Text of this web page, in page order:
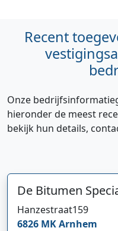
Recent
Onze
hieronder de meest
bekijk hun details,
De Bitumen
Hanzestraat159
6826 MKArnhem